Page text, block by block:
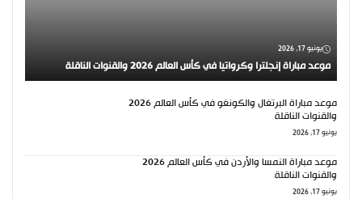
يونيو 17, 2026
موعد مباراة إنجلترا وكرواتيا في كأس العالم 2026 والقنوات الناقلة
موعد مباراة البرتغال والكونغو في كأس العالم 2026
والقنوات الناقلة
يونيو 17, 2026
موعد مباراة النمسا والأردن في كأس العالم 2026
والقنوات الناقلة
يونيو 17, 2026